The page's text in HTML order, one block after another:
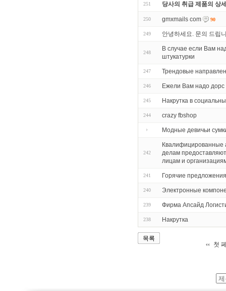
251 당사의 취급 제품의 상
250 gmxmails com 90
249 안녕하세요. 문의 드립
248
В случае если Вам
штукатурки
247 Трендовые
246 Ежели Вам надо дорс
245 Накрутка в
244 crazy fbshop
Модные девичьи
242
Квалифицированные
делам
лицам и
241 Горячие
240 Электронные
239 Фирма Апсайд
238 Накрутка
목록
첫